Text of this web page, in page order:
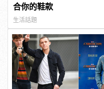
合你的鞋款
生活話題